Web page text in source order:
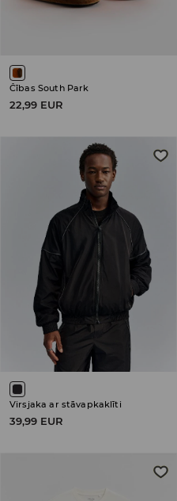
Čības South Park
22,99 EUR
Virsjaka ar stāvapkaklīti
39,99 EUR